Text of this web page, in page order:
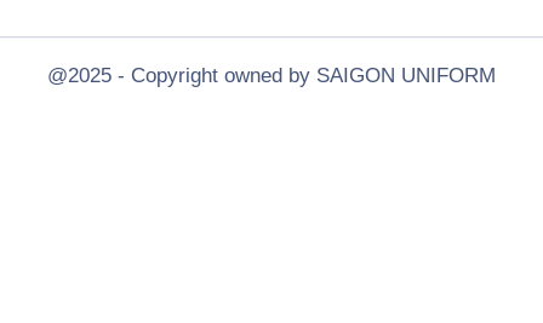
@2025 - Copyright owned by SAIGON UNIFORM